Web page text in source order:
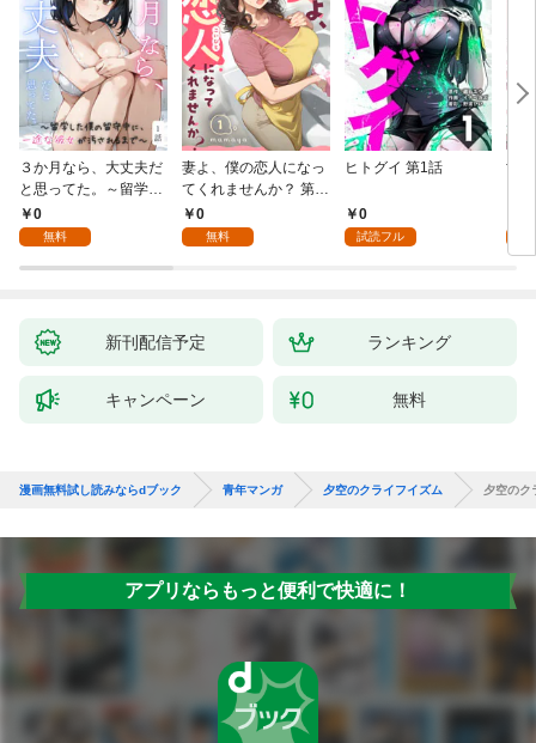
３か月なら、大丈夫だ
と思ってた。～留学し
た僕の留守中に、一途
な彼女が汚されるまで
0
無料
妻よ、僕の恋人になっ
てくれませんか？ 第1
話0
無料
ヒトグイ 第1話
0
試読フル
世
新刊配信予定 ランキング
キャンペーン 無料
漫画無料試し読みならdブック 青年マンガ 夕空のクライフイズム 夕空のク
アプリならもっと便利で快適に！